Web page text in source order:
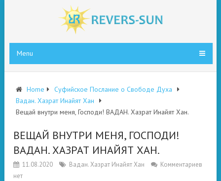
Menu
Home
Суфийское Послание о Свободе Духа
Вадан. Хазрат Инайят Хан
Вещай внутри меня, Господи! ВАДАН. Хазрат Инайят Хан.
ВЕЩАЙ ВНУТРИ МЕНЯ, ГОСПОДИ!
ВАДАН. ХАЗРАТ ИНАЙЯТ ХАН.
11.08.2020 Вадан. Хазрат Инайят Хан
Комментариев
нет